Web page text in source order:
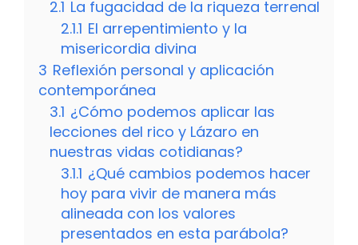
2.1 La fugacidad de la riqueza terrenal
2.1.1 El arrepentimiento y la
misericordia divina
3 Reflexión personal y aplicación
contemporánea
3.1 ¿Cómo podemos aplicar las
lecciones del rico y Lázaro en
nuestras vidas cotidianas?
3.1.1 ¿Qué cambios podemos hacer
hoy para vivir de manera más
alineada con los valores
presentados en esta parábola?